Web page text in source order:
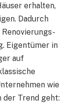
erhalten,
Dadurch
Eigentümer in
auf
wie
der Trend geht: